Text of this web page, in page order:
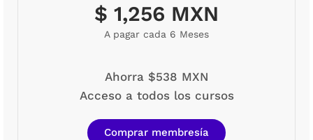
$ 1,256 MXN
A pagar cada 6 Meses
Ahorra $538 MXN
Acceso a todos los cursos
Comprar membresía